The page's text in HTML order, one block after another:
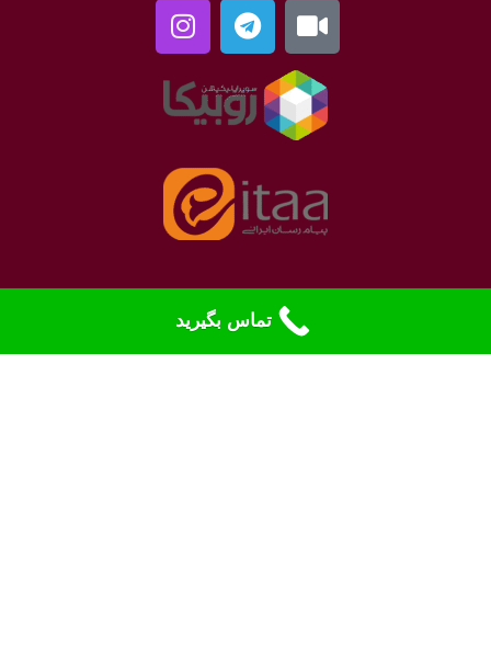
نمادهای الکترونیک
تماس بگیرید